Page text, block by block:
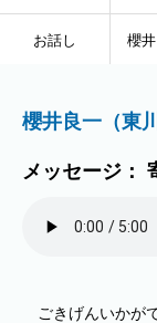
お話し 櫻
櫻井良一（東
メッセージ：
ごきげんいかが